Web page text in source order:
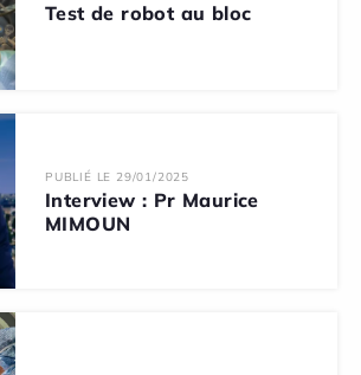
Test de robot au bloc
PUBLIÉ LE 29/01/2025
Interview : Pr Maurice
MIMOUN